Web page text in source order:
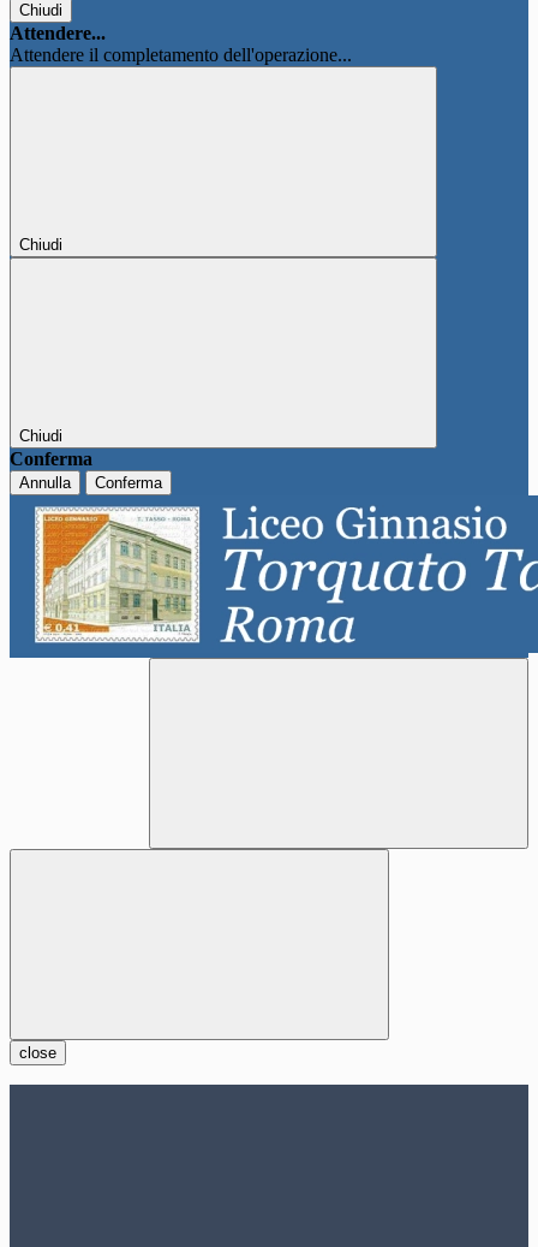
Chiudi
Attendere...
Attendere il completamento dell'operazione...
Chiudi
Chiudi
Conferma
Annulla Conferma
close